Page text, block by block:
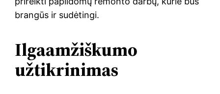
brangūs ir sudėtingi.
Ilgaamžiškumo
užtikrinimas